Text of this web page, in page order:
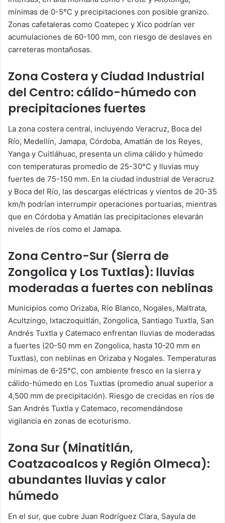
mínimas de 0-5°C y precipitaciones con posible granizo.
Zonas cafetaleras como Coatepec y Xico podrían ver
acumulaciones de 60-100 mm, con riesgo de deslaves en
carreteras montañosas.
Zona Costera y Ciudad Industrial
del Centro: cálido-húmedo con
precipitaciones fuertes
La zona costera central, incluyendo Veracruz, Boca del
Río, Medellín, Jamapa, Córdoba, Amatlán de los Reyes,
Yanga y Cuitláhuac, presenta un clima cálido y húmedo
con temperaturas promedio de 25-30°C y lluvias muy
fuertes de 75-150 mm. En la ciudad industrial de Veracruz
y Boca del Río, las descargas eléctricas y vientos de 20-35
km/h podrían interrumpir operaciones portuarias, mientras
que en Córdoba y Amatlán las precipitaciones elevarán
niveles de ríos como el Jamapa.
Zona Centro-Sur (Sierra de
Zongolica y Los Tuxtlas): lluvias
moderadas a fuertes con neblinas
Municipios como Orizaba, Río Blanco, Nogales, Maltrata,
Acultzingo, Ixtaczoquitlán, Zongolica, Santiago Tuxtla, San
Andrés Tuxtla y Catemaco enfrentan lluvias de moderadas
a fuertes (20-50 mm en Zongolica, hasta 10-20 mm en
Tuxtlas), con neblinas en Orizaba y Nogales. Temperaturas
mínimas de 6-25°C, con ambiente fresco en la sierra y
cálido-húmedo en Los Tuxtlas (promedio anual superior a
4,500 mm de precipitación). Riesgo de crecidas en ríos de
San Andrés Tuxtla y Catemaco, recomendándose
vigilancia en zonas de ecoturismo.
Zona Sur (Minatitlán,
Coatzacoalcos y Región Olmeca):
abundantes lluvias y calor
húmedo
En el sur, que cubre Juan Rodríguez Clara, Sayula de